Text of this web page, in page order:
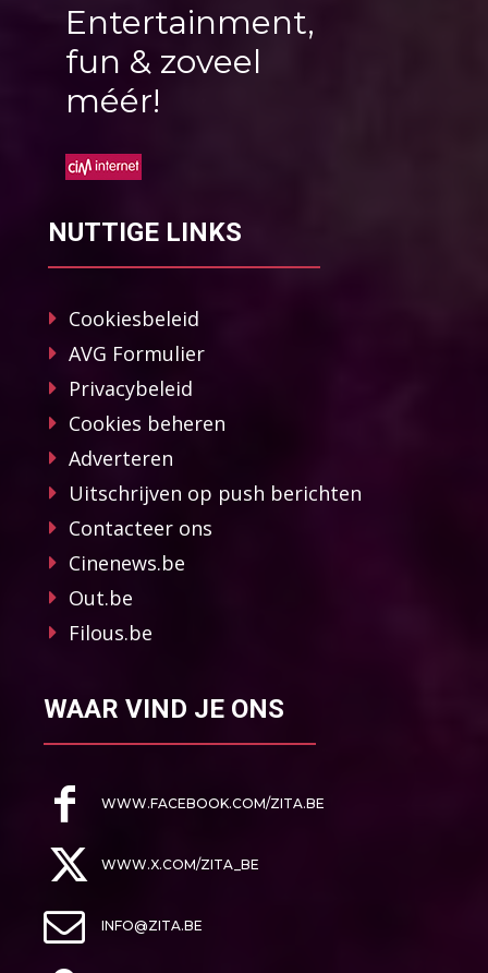
Entertainment,
fun & zoveel
méér!
NUTTIGE LINKS
Cookiesbeleid
AVG Formulier
Privacybeleid
Cookies beheren
Adverteren
Uitschrijven op push berichten
Contacteer ons
Cinenews.be
Out.be
Filous.be
WAAR VIND JE ONS
WWW.FACEBOOK.COM/ZITA.BE
WWW.X.COM/ZITA_BE
INFO@ZITA.BE